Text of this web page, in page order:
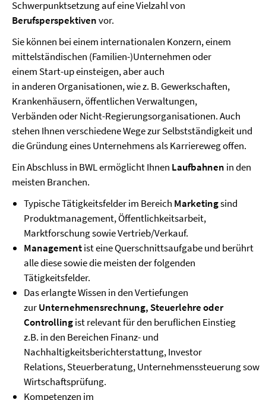
Schwerpunktsetzung auf eine Vielzahl von
Berufsperspektivenvor.
Sie können bei einem internationalen Konzern, einem
mittelständischen (Familien-)­Unternehmen oder
einem Start-up einsteigen, aber auch
in anderen Organisationen, wie z. B. Gewerkschaften,
Krankenhäusern, öffentlichen Verwaltungen,
Verbändenoder Nicht-Regierungsorganisationen. Auch
stehen Ihnen verschiedene Wege zur Selbstständigkeit und
die Gründung eines Unternehmens als Karriereweg offen.
Ein Abschluss in BWL ermöglicht Ihnen Laufbahnen in den
meisten Branchen.
Typische Tätigkeitsfelder im Bereich Marketingsind
Produktmanagement, Öffentlichkeitsarbeit,
Marktforschung sowie Vertrieb/Verkauf.
Managementist eine Querschnittsaufgabe und berührt
alle diese sowie die meisten der folgenden
Tätigkeitsfelder.
Das erlangte Wissen in den Vertiefungen
zurUnternehmensrechnung, Steuerlehre oder
Controllingist relevant für den beruflichen Einstieg
z.B. in den Bereichen Finanz- und
Nachhaltigkeitsberichterstattung, Investor
Relations, Steuerberatung, Unternehmenssteuerung sowie
Wirtschaftsprüfung.
Kompetenzen im